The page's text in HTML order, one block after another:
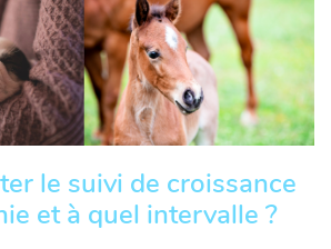
le suivi de croissance
et à quel intervalle ?